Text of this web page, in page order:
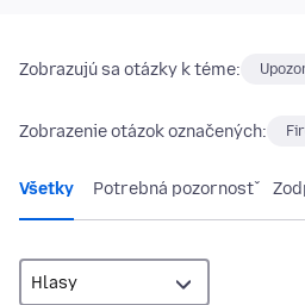
Zobrazujú sa otázky k téme:
Zobrazenie otázok označených:
Všetky Potrebná pozornosť